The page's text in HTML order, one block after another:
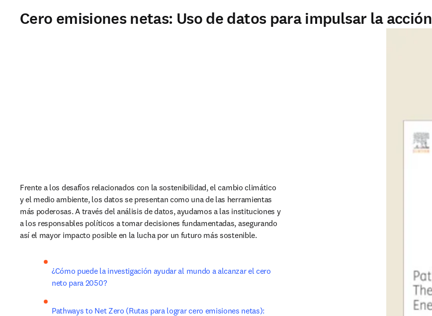
Cero emisiones netas: Uso de datos para impulsar la acción
Frente a los desafíos relacionados con la sostenibilidad, el cambio climático
y el medio ambiente, los datos se presentan como una de las herramientas
más poderosas. A través del análisis de datos, ayudamos a las instituciones y
a los responsables políticos a tomar decisiones fundamentadas, asegurando
así el mayor impacto posible en la lucha por un futuro más sostenible.
¿Cómo puede la investigación ayudar al mundo a alcanzar el cero
neto para 2050?
Pathways to Net Zero (Rutas para lograr cero emisiones netas):